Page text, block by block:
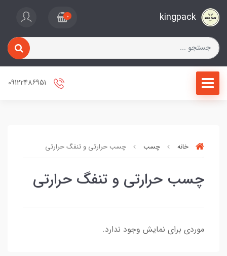
kingpack
0
خانه چسب چسب حرارتی و تنفگ حرارتی
چسب حرارتی و تنفگ حرارتی
موردی برای نمایش وجود ندارد.